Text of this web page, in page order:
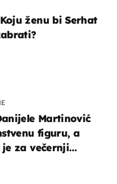
Koju ženu bi Serhat
Martinović
figuru, a
je za večernji